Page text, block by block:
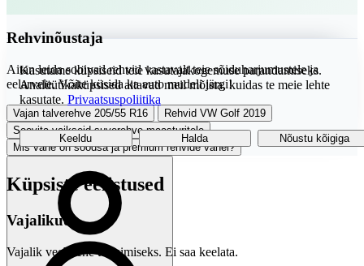
Rehvinõustaja
Aitan leida sobivad rehvid vastavalt teie sõiduharjumustele ja
eelarvele. Võite küsida ka auto mudeli järgi!
Vajan talverehve 205/55 R16
Rehvid VW Golf 2019
Soovita vaikseid suverehve maasturitele
Mis vahe on soodsa ja premium rehvide vahel?
Kasutame küpsiseid teie kasutajakogemuse parandamiseks.
Analüütikaküpsised aitavad meil mõista, kuidas te meie lehte
kasutate. Privaatsuspoliitika
Keeldu Halda Nõustu kõigiga
Küpsiste eelistused
Vajalikud
Vajalik veebilehe toimimiseks. Ei saa keelata.